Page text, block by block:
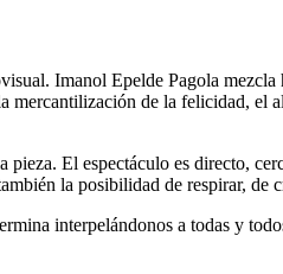
Imanol Epelde Pagola
de la felicidad, el
pieza. El espectáculo es directo,
la posibilidad de respirar,
interpelándonos a todas y